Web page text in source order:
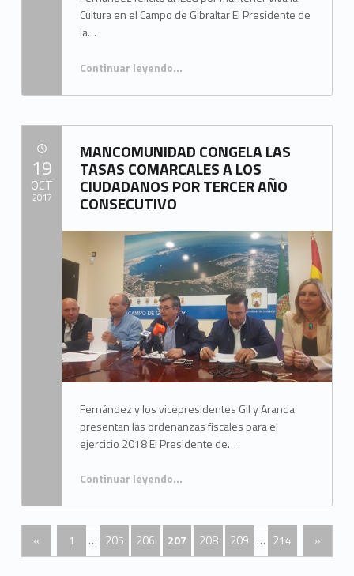
Cultura en el Campo de Gibraltar El Presidente de
la…
Continuar leyendo…
MANCOMUNIDAD CONGELA LAS
TASAS COMARCALES A LOS
CIUDADANOS POR TERCER AÑO
CONSECUTIVO
Fernández y los vicepresidentes Gil y Aranda
presentan las ordenanzas fiscales para el
ejercicio 2018 El Presidente de…
Continuar leyendo
“MANCOMUNIDAD CONGELA LAS TASAS COMARCALES A LOS CIUDADANOS POR TERCER AÑO CONSECUTIVO”
…
POSTED ON:19
OCT
2017
« 1 … 205 206 207 208 209 … 214 »